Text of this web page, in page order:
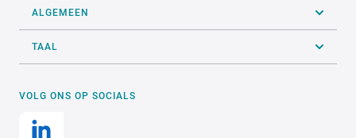
ALGEMEEN
TAAL
VOLG ONS OP SOCIALS